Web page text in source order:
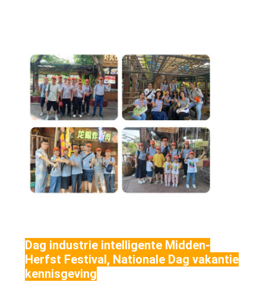
Dag industrie intelligente Midden-
Herfst Festival, Nationale Dag vakantie
kennisgeving